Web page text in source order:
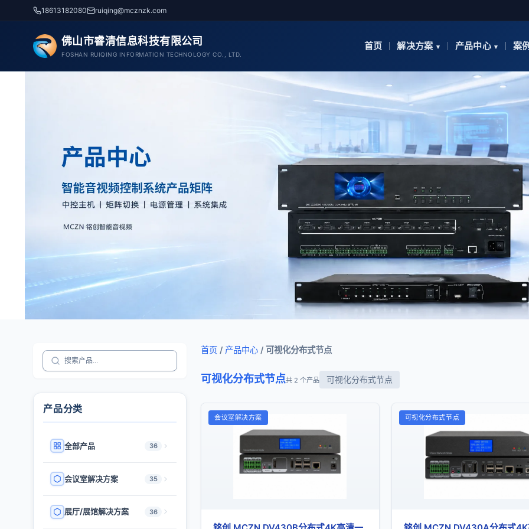
18613182080 ruiqing@mcznzk.com
佛山市睿清信息科技有限公司
FOSHAN RUIQING INFORMATION TECHNOLOGY CO., LTD.
首页 解决方案 产品中心 案
产品分类
全部产品 36
会议室解决方案 35
展厅/展馆解决方案 36
首页 / 产品中心 / 可视化分布式节点
可视化分布式节点共 2 个产品 可视化分布式节点
会议室解决方案 可视化分布式节点